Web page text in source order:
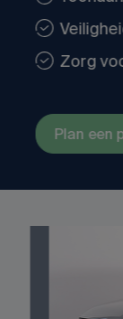
Zorg
Plan een